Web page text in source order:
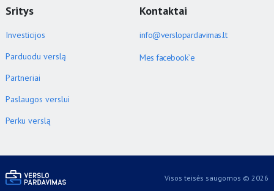
Sritys
Investicijos
Parduodu verslą
Partneriai
Paslaugos verslui
Perku verslą
Kontaktai
info@verslopardavimas.lt
Mes facebook`e
Visos teisės saugomos © 2026